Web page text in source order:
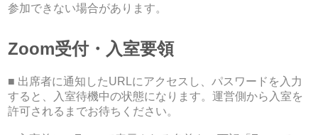
参加できない場合があります。
Zoom受付・入室要領
■ 出席者に通知したURLにアクセスし、パスワードを入力
すると、入室待機中の状態になります。運営側から入室を
許可されるまでお待ちください。